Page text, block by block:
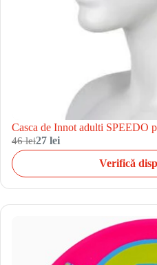
Casca de Innot adulti SPEEDO
46 lei27 lei
Verifică